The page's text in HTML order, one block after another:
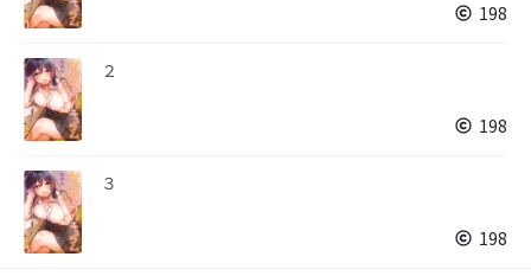
198
２
198
３
198